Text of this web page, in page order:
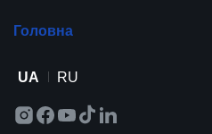
Головна
UA RU